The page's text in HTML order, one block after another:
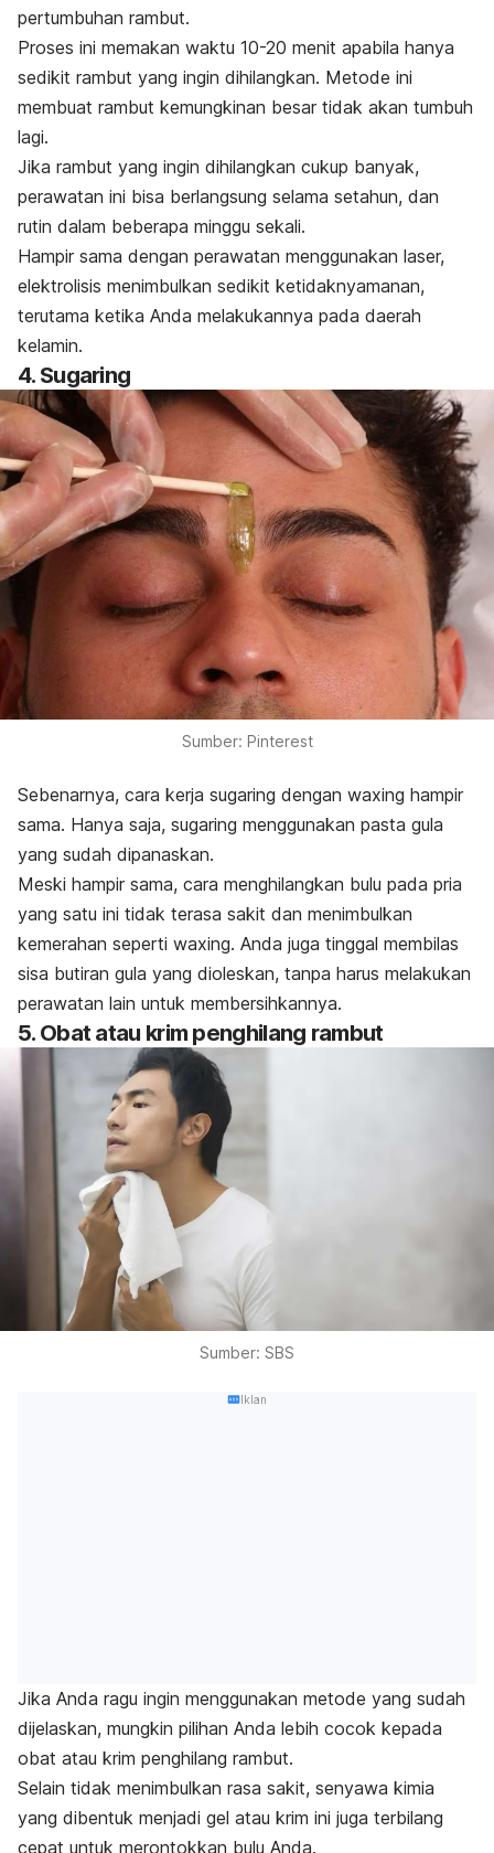
pertumbuhan rambut.
Proses ini memakan waktu 10-20 menit apabila hanya
sedikit rambut yang ingin dihilangkan. Metode ini
membuat rambut kemungkinan besar tidak akan tumbuh
lagi.
Jika rambut yang ingin dihilangkan cukup banyak,
perawatan ini bisa berlangsung selama setahun, dan
rutin dalam beberapa minggu sekali.
Hampir sama dengan perawatan menggunakan laser,
elektrolisis menimbulkan sedikit ketidaknyamanan,
terutama ketika Anda melakukannya pada daerah
kelamin.
4. Sugaring
Sumber: Pinterest
Sebenarnya, cara kerja sugaring dengan waxing hampir
sama. Hanya saja, sugaring menggunakan pasta gula
yang sudah dipanaskan.
Meski hampir sama, cara menghilangkan bulu pada pria
yang satu ini tidak terasa sakit dan menimbulkan
kemerahan seperti waxing. Anda juga tinggal membilas
sisa butiran gula yang dioleskan, tanpa harus melakukan
perawatan lain untuk membersihkannya.
5. Obat atau krim penghilang rambut
Sumber: SBS
Iklan
Jika Anda ragu ingin menggunakan metode yang sudah
dijelaskan, mungkin pilihan Anda lebih cocok kepada
obat atau krim penghilang rambut.
Selain tidak menimbulkan rasa sakit, senyawa kimia
yang dibentuk menjadi gel atau krim ini juga terbilang
cepat untuk merontokkan bulu Anda.